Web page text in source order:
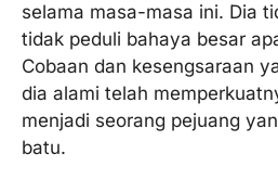
selama masa-masa ini. Dia
tidak peduli bahaya besar
Cobaan dan kesengsaraan
dia alami telah
menjadi seorang pejuang
batu.